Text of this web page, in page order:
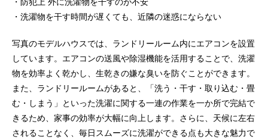
・防犯上 外に洗濯物を干すのが不安
・洗濯物を干す時間が遅くても、近隣の迷惑にならない
写真のモデルハウスでは、ランドリールーム内にエアコンを設置
しています。エアコンの送風や除湿機能を活用することで、洗濯
物を効率よく乾かし、生乾きの嫌な臭いを防ぐことができます。
また、ランドリールームがあると、「洗う・干す・取り込む・畳
む・しまう」といった洗濯に関する一連の作業を一か所で完結で
きるため、家事の効率が大幅に向上します。さらに、天候に左右
されることなく、毎日スムーズに洗濯ができる点も大きな魅力で